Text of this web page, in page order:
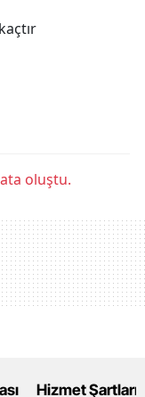
oluştu.
Hizmet Şartları